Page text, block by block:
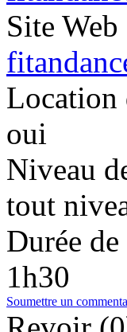
Site Web
Location
oui
Niveau
tout
Durée
1h30
Soumettre un